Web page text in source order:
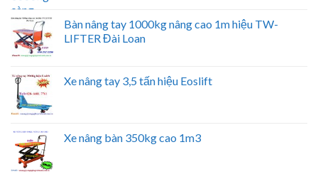
Bàn nâng tay 1000kg nâng cao 1m hiệu TW-
LIFTER Đài Loan
Xe nâng tay 3,5 tấn hiệu Eoslift
Xe nâng bàn 350kg cao 1m3